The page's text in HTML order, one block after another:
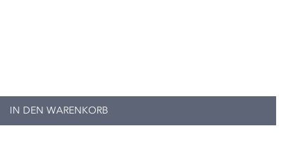
IN DEN WARENKORB